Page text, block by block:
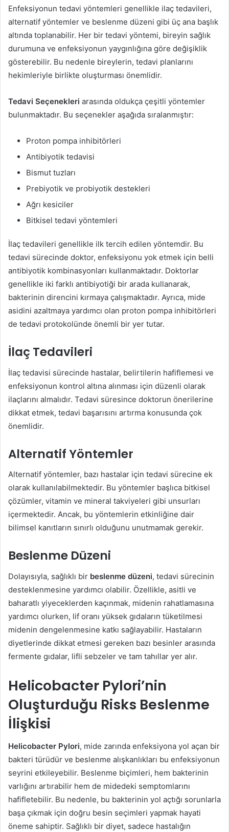
Enfeksiyonun tedavi yöntemleri genellikle ilaç tedavileri,
alternatif yöntemler ve beslenme düzeni gibi üç ana başlık
altında toplanabilir. Her bir tedavi yöntemi, bireyin sağlık
durumuna ve enfeksiyonun yaygınlığına göre değişiklik
gösterebilir. Bu nedenle bireylerin, tedavi planlarını
hekimleriyle birlikte oluşturması önemlidir.
Tedavi Seçenekleri arasında oldukça çeşitli yöntemler
bulunmaktadır. Bu seçenekler aşağıda sıralanmıştır:
Proton pompa inhibitörleri
Antibiyotik tedavisi
Bismut tuzları
Prebiyotik ve probiyotik destekleri
Ağrı kesiciler
Bitkisel tedavi yöntemleri
İlaç tedavileri genellikle ilk tercih edilen yöntemdir. Bu
tedavi sürecinde doktor, enfeksiyonu yok etmek için belli
antibiyotik kombinasyonları kullanmaktadır. Doktorlar
genellikle iki farklı antibiyotiği bir arada kullanarak,
bakterinin direncini kırmaya çalışmaktadır. Ayrıca, mide
asidini azaltmaya yardımcı olan proton pompa inhibitörleri
de tedavi protokolünde önemli bir yer tutar.
İlaç Tedavileri
İlaç tedavisi sürecinde hastalar, belirtilerin hafiflemesi ve
enfeksiyonun kontrol altına alınması için düzenli olarak
ilaçlarını almalıdır. Tedavi süresince doktorun önerilerine
dikkat etmek, tedavi başarısını artırma konusunda çok
önemlidir.
Alternatif Yöntemler
Alternatif yöntemler, bazı hastalar için tedavi sürecine ek
olarak kullanılabilmektedir. Bu yöntemler başlıca bitkisel
çözümler, vitamin ve mineral takviyeleri gibi unsurları
içermektedir. Ancak, bu yöntemlerin etkinliğine dair
bilimsel kanıtların sınırlı olduğunu unutmamak gerekir.
Beslenme Düzeni
Dolayısıyla, sağlıklı bir beslenme düzeni, tedavi sürecinin
desteklenmesine yardımcı olabilir. Özellikle, asitli ve
baharatlı yiyeceklerden kaçınmak, midenin rahatlamasına
yardımcı olurken, lif oranı yüksek gıdaların tüketilmesi
midenin dengelenmesine katkı sağlayabilir. Hastaların
diyetlerinde dikkat etmesi gereken bazı besinler arasında
fermente gıdalar, lifli sebzeler ve tam tahıllar yer alır.
Helicobacter Pylori’nin
Oluşturduğu Risks Beslenme
İlişkisi
Helicobacter Pylori, mide zarında enfeksiyona yol açan bir
bakteri türüdür ve beslenme alışkanlıkları bu enfeksiyonun
seyrini etkileyebilir. Beslenme biçimleri, hem bakterinin
varlığını artırabilir hem de midedeki semptomlarını
hafifletebilir. Bu nedenle, bu bakterinin yol açtığı sorunlarla
başa çıkmak için doğru besin seçimleri yapmak hayati
öneme sahiptir. Sağlıklı bir diyet, sadece hastalığın